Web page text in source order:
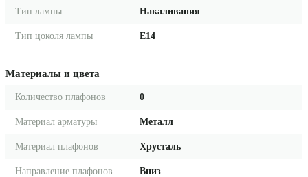
Тип лампы Накаливания
Тип цоколя лампы E14
Материалы и цвета
Количество плафонов 0
Материал арматуры Металл
Материал плафонов Хрусталь
Направление плафонов Вниз